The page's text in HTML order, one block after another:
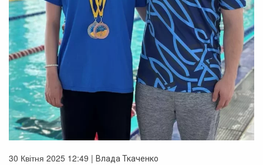
30 Квітня 2025 12:49 | Влада Ткаченко